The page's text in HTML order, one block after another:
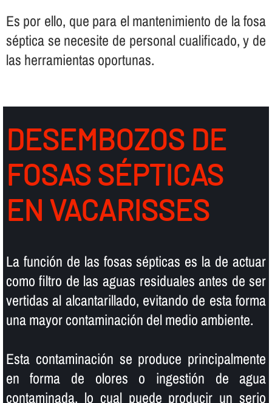
Es por ello, que para el mantenimiento de la fosa
séptica se necesite de personal cualificado, y de
las herramientas oportunas.
DESEMBOZOS DE
FOSAS SÉPTICAS
EN VACARISSES
La función de las fosas sépticas es la de actuar
como filtro de las aguas residuales antes de ser
vertidas al alcantarillado, evitando de esta forma
una mayor contaminación del medio ambiente.
Esta contaminación se produce principalmente
en forma de olores o ingestión de agua
contaminada, lo cual puede producir un serio